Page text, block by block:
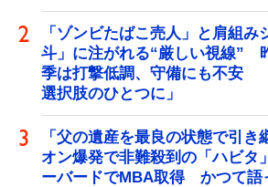
「ゾンビたばこ売人」と肩組み
斗」に注がれる“厳しい視線”
季は打撃低調、守備にも不安
選択肢のひとつに」
「父の遺産を最良の状態で引
オン爆発で非難殺到の「ハビタ
ーバードでMBA取得 かつて語